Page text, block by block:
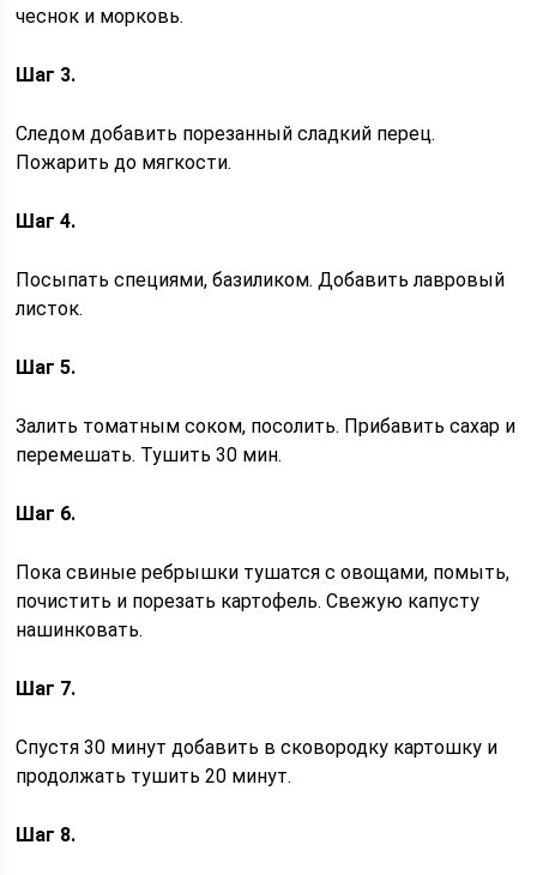
чеснок и морковь.
Шаг 3.
Следом добавить порезанный сладкий перец.
Пожарить до мягкости.
Шаг 4.
Посыпать специями, базиликом. Добавить лавровый
листок.
Шаг 5.
Залить томатным соком, посолить. Прибавить сахар и
перемешать. Тушить 30 мин.
Шаг 6.
Пока свиные ребрышки тушатся с овощами, помыть,
почистить и порезать картофель. Свежую капусту
нашинковать.
Шаг 7.
Спустя 30 минут добавить в сковородку картошку и
продолжать тушить 20 минут.
Шаг 8.